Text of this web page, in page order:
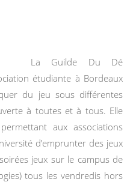
La Guilde Du Dé
étudiante à Bordeaux
du jeu sous différentes
à toutes et à tous. Elle
aux associations
d’emprunter des jeux
jeux sur le campus de
tous les vendredis hors